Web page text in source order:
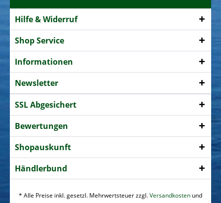
Hilfe & Widerruf
Shop Service
Informationen
Newsletter
SSL Abgesichert
Bewertungen
Shopauskunft
Händlerbund
* Alle Preise inkl. gesetzl. Mehrwertsteuer zzgl.Versandkosten und